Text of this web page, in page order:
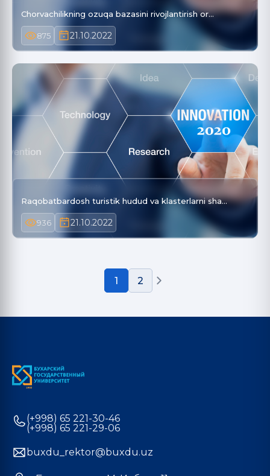
Chorvachilikning ozuqa bazasini rivojlantirish or…
875 21.10.2022
Raqobatbardosh turistik hudud va klasterlarni sha…
936 21.10.2022
1 2
(+998) 65 221-30-46
(+998) 65 221-29-06
buxdu_rektor@buxdu.uz